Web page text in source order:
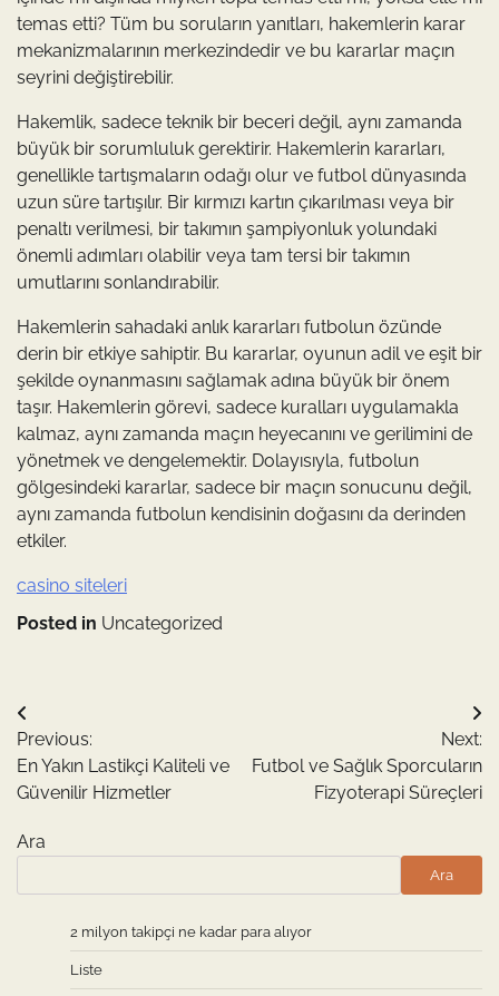
temas etti? Tüm bu soruların yanıtları, hakemlerin karar
mekanizmalarının merkezindedir ve bu kararlar maçın
seyrini değiştirebilir.
Hakemlik, sadece teknik bir beceri değil, aynı zamanda
büyük bir sorumluluk gerektirir. Hakemlerin kararları,
genellikle tartışmaların odağı olur ve futbol dünyasında
uzun süre tartışılır. Bir kırmızı kartın çıkarılması veya bir
penaltı verilmesi, bir takımın şampiyonluk yolundaki
önemli adımları olabilir veya tam tersi bir takımın
umutlarını sonlandırabilir.
Hakemlerin sahadaki anlık kararları futbolun özünde
derin bir etkiye sahiptir. Bu kararlar, oyunun adil ve eşit bir
şekilde oynanmasını sağlamak adına büyük bir önem
taşır. Hakemlerin görevi, sadece kuralları uygulamakla
kalmaz, aynı zamanda maçın heyecanını ve gerilimini de
yönetmek ve dengelemektir. Dolayısıyla, futbolun
gölgesindeki kararlar, sadece bir maçın sonucunu değil,
aynı zamanda futbolun kendisinin doğasını da derinden
etkiler.
casino siteleri
Posted in Uncategorized
Yazı
gezinmesi
Previous:
En Yakın Lastikçi Kaliteli ve
Güvenilir Hizmetler
Next:
Futbol ve Sağlık Sporcuların
Fizyoterapi Süreçleri
Ara
Ara
2 milyon takipçi ne kadar para alıyor
Liste